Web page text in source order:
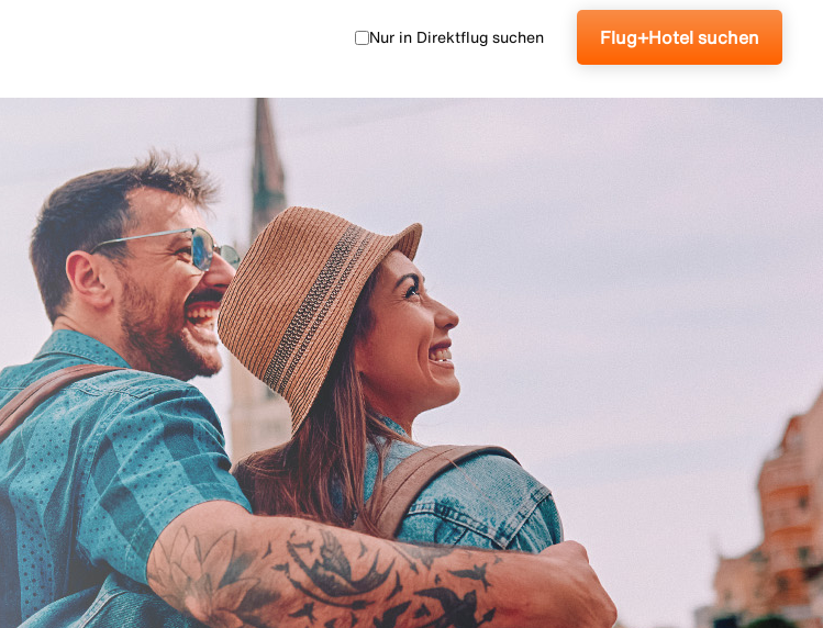
Nur in Direktflug suchen Flug+Hotel suchen